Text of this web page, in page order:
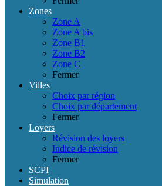
Zones
Zone A
Zone A bis
Zone B1
Zone B2
Zone C
Fermer
Villes
Choix par région
Choix par département
Fermer
Loyers
Révision des loyers
Indice de révision
Fermer
SCPI
Simulation